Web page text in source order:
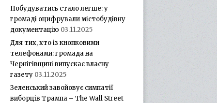
Побудуватись стало легше: у
громаді оцифрували містобудівну
документацію 03.11.2025
Для тих, хто із кнопковими
телефонами: громада на
Чернігівщині випускає власну
газету 03.11.2025
Зеленський завойовує симпатії
виборців Трампа – The Wall Street